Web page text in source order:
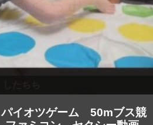
パイオツゲーム
50mブス競